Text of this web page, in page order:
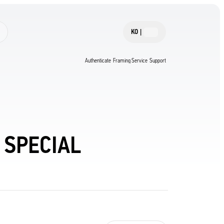
KO |
Authenticate Framing Service Support